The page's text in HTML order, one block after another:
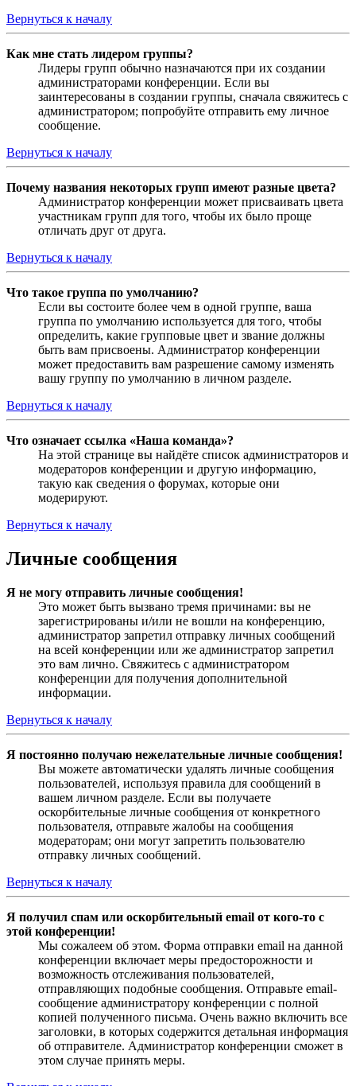
Вернуться к началу
Как мне стать лидером группы?
Лидеры групп обычно назначаются при их создании
администраторами конференции. Если вы
заинтересованы в создании группы, сначала свяжитесь с
администратором; попробуйте отправить ему личное
сообщение.
Вернуться к началу
Почему названия некоторых групп имеют разные цвета?
Администратор конференции может присваивать цвета
участникам групп для того, чтобы их было проще
отличать друг от друга.
Вернуться к началу
Что такое группа по умолчанию?
Если вы состоите более чем в одной группе, ваша
группа по умолчанию используется для того, чтобы
определить, какие групповые цвет и звание должны
быть вам присвоены. Администратор конференции
может предоставить вам разрешение самому изменять
вашу группу по умолчанию в личном разделе.
Вернуться к началу
Что означает ссылка «Наша команда»?
На этой странице вы найдёте список администраторов и
модераторов конференции и другую информацию,
такую как сведения о форумах, которые они
модерируют.
Вернуться к началу
Личные сообщения
Я не могу отправить личные сообщения!
Это может быть вызвано тремя причинами: вы не
зарегистрированы и/или не вошли на конференцию,
администратор запретил отправку личных сообщений
на всей конференции или же администратор запретил
это вам лично. Свяжитесь с администратором
конференции для получения дополнительной
информации.
Вернуться к началу
Я постоянно получаю нежелательные личные сообщения!
Вы можете автоматически удалять личные сообщения
пользователей, используя правила для сообщений в
вашем личном разделе. Если вы получаете
оскорбительные личные сообщения от конкретного
пользователя, отправьте жалобы на сообщения
модераторам; они могут запретить пользователю
отправку личных сообщений.
Вернуться к началу
Я получил спам или оскорбительный email от кого-то с
этой конференции!
Мы сожалеем об этом. Форма отправки email на данной
конференции включает меры предосторожности и
возможность отслеживания пользователей,
отправляющих подобные сообщения. Отправьте email-
сообщение администратору конференции с полной
копией полученного письма. Очень важно включить все
заголовки, в которых содержится детальная информация
об отправителе. Администратор конференции сможет в
этом случае принять меры.